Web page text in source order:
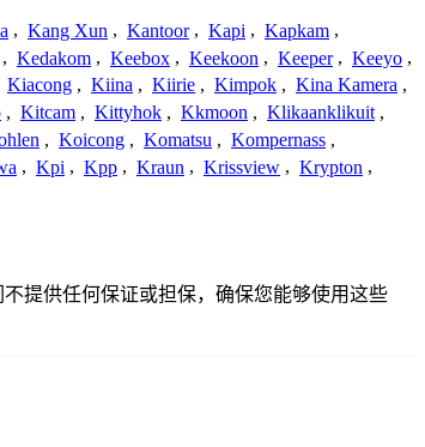
, Kang Xun , Kantoor , Kapi , Kapkam ,
, Kedakom , Keebox , Keekoon , Keeper , Keeyo ,
Kiacong , Kiina , Kiirie , Kimpok , Kina Kamera ,
, Kitcam , Kittyhok , Kkmoon , Klikaanklikuit ,
, Koicong , Komatsu , Kompernass ,
, Kpi , Kpp , Kraun , Krissview , Krypton ,
提供任何保证或担保，确保您能够使用这些